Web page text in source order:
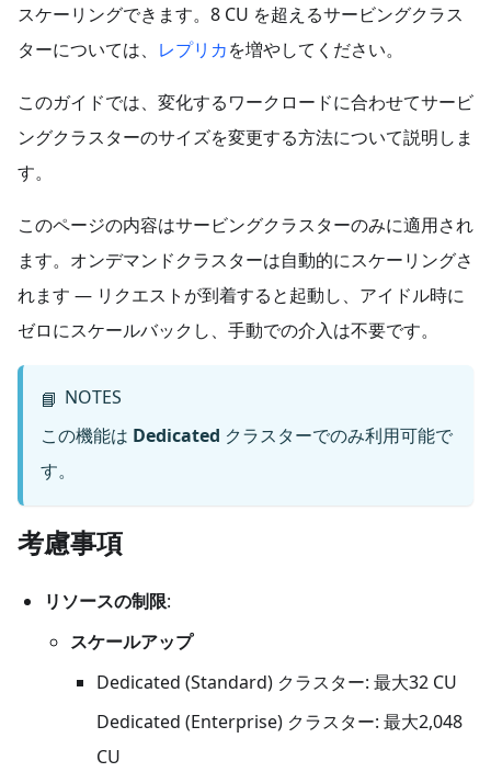
スケーリングできます。8 CU を超えるサービングクラス
ターについては、 レプリカを増やしてください。
このガイドでは、変化するワークロードに合わせてサービ
ングクラスターのサイズを変更する方法について説明しま
す。
このページの内容はサービングクラスターのみに適用され
ます。オンデマンドクラスターは自動的にスケーリングさ
れます — リクエストが到着すると起動し、アイドル時に
ゼロにスケールバックし、手動での介入は不要です。
📘 NOTES
この機能は Dedicated クラスターでのみ利用可能で
す。
考慮事項
リソースの制限:
スケールアップ
Dedicated (Standard) クラスター: 最大32 CU
Dedicated (Enterprise) クラスター: 最大2,048
CU